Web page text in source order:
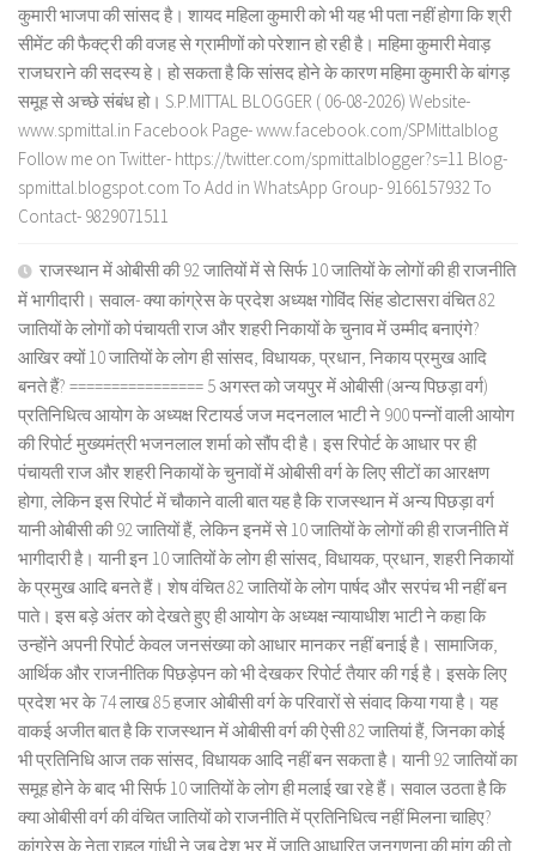
कुमारी भाजपा की सांसद है। शायद महिला कुमारी को भी यह भी पता नहीं होगा कि श्री
सीमेंट की फैक्ट्री की वजह से ग्रामीणों को परेशान हो रही है। महिमा कुमारी मेवाड़
राजघराने की सदस्य हे। हो सकता है कि सांसद होने के कारण महिमा कुमारी के बांगड़
समूह से अच्छे संबंध हो। S.P.MITTAL BLOGGER ( 06-08-2026) Website-
www.spmittal.in Facebook Page- www.facebook.com/SPMittalblog
Follow me on Twitter- https://twitter.com/spmittalblogger?s=11 Blog-
spmittal.blogspot.com To Add in WhatsApp Group- 9166157932 To
Contact- 9829071511
राजस्थान में ओबीसी की 92 जातियों में से सिर्फ 10 जातियों के लोगों की ही राजनीति
में भागीदारी। सवाल- क्या कांग्रेस के प्रदेश अध्यक्ष गोविंद सिंह डोटासरा वंचित 82
जातियों के लोगों को पंचायती राज और शहरी निकायों के चुनाव में उम्मीद बनाएंगे?
आखिर क्यों 10 जातियों के लोग ही सांसद, विधायक, प्रधान, निकाय प्रमुख आदि
बनते हैं? ================ 5 अगस्त को जयपुर में ओबीसी (अन्य पिछड़ा वर्ग)
प्रतिनिधित्व आयोग के अध्यक्ष रिटायर्ड जज मदनलाल भाटी ने 900 पन्नों वाली आयोग
की रिपोर्ट मुख्यमंत्री भजनलाल शर्मा को सौंप दी है। इस रिपोर्ट के आधार पर ही
पंचायती राज और शहरी निकायों के चुनावों में ओबीसी वर्ग के लिए सीटों का आरक्षण
होगा, लेकिन इस रिपोर्ट में चौकाने वाली बात यह है कि राजस्थान में अन्य पिछड़ा वर्ग
यानी ओबीसी की 92 जातियों हैं, लेकिन इनमें से 10 जातियों के लोगों की ही राजनीति में
भागीदारी है। यानी इन 10 जातियों के लोग ही सांसद, विधायक, प्रधान, शहरी निकायों
के प्रमुख आदि बनते हैं। शेष वंचित 82 जातियों के लोग पार्षद और सरपंच भी नहीं बन
पाते। इस बड़े अंतर को देखते हुए ही आयोग के अध्यक्ष न्यायाधीश भाटी ने कहा कि
उन्होंने अपनी रिपोर्ट केवल जनसंख्या को आधार मानकर नहीं बनाई है। सामाजिक,
आर्थिक और राजनीतिक पिछड़ेपन को भी देखकर रिपोर्ट तैयार की गई है। इसके लिए
प्रदेश भर के 74 लाख 85 हजार ओबीसी वर्ग के परिवारों से संवाद किया गया है। यह
वाकई अजीत बात है कि राजस्थान में ओबीसी वर्ग की ऐसी 82 जातियां हैं, जिनका कोई
भी प्रतिनिधि आज तक सांसद, विधायक आदि नहीं बन सकता है। यानी 92 जातियों का
समूह होने के बाद भी सिर्फ 10 जातियों के लोग ही मलाई खा रहे हैं। सवाल उठता है कि
क्या ओबीसी वर्ग की वंचित जातियों को राजनीति में प्रतिनिधित्व नहीं मिलना चाहिए?
कांग्रेस के नेता राहुल गांधी ने जब देश भर में जाति आधारित जनगणना की मांग की तो